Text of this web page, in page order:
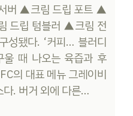
버 ▲크림 드립 포트 ▲
드립 텀블러 ▲크림 전
성됐다. ‘커피… 블러디
울 때 나오는 육즙과 후
의 대표 메뉴 그레이비
다. 버거 외에 다른…